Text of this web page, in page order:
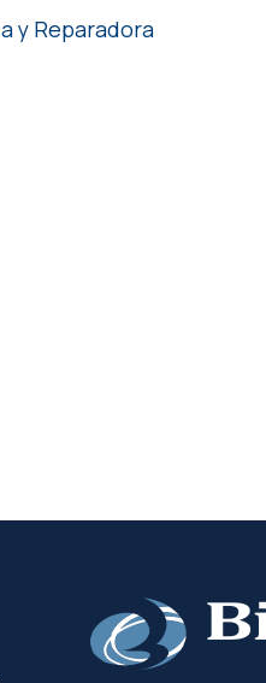
y Reparadora